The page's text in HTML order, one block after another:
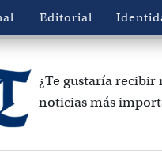
Editorial
¿Te gustaría recibir
noticias más